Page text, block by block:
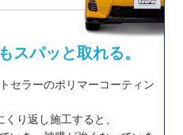
スパッと取れる。
セラーのポリマーコーティン
り返し施工すると、